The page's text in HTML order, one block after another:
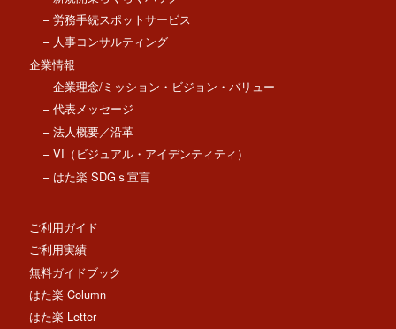
– 労務手続スポットサービス
– 人事コンサルティング
企業情報
– 企業理念/ミッション・ビジョン・バリュー
– 代表メッセージ
– 法人概要／沿革
– VI（ビジュアル・アイデンティティ）
– はた楽 SDGｓ宣言
ご利用ガイド
ご利用実績
無料ガイドブック
はた楽 Column
はた楽 Letter